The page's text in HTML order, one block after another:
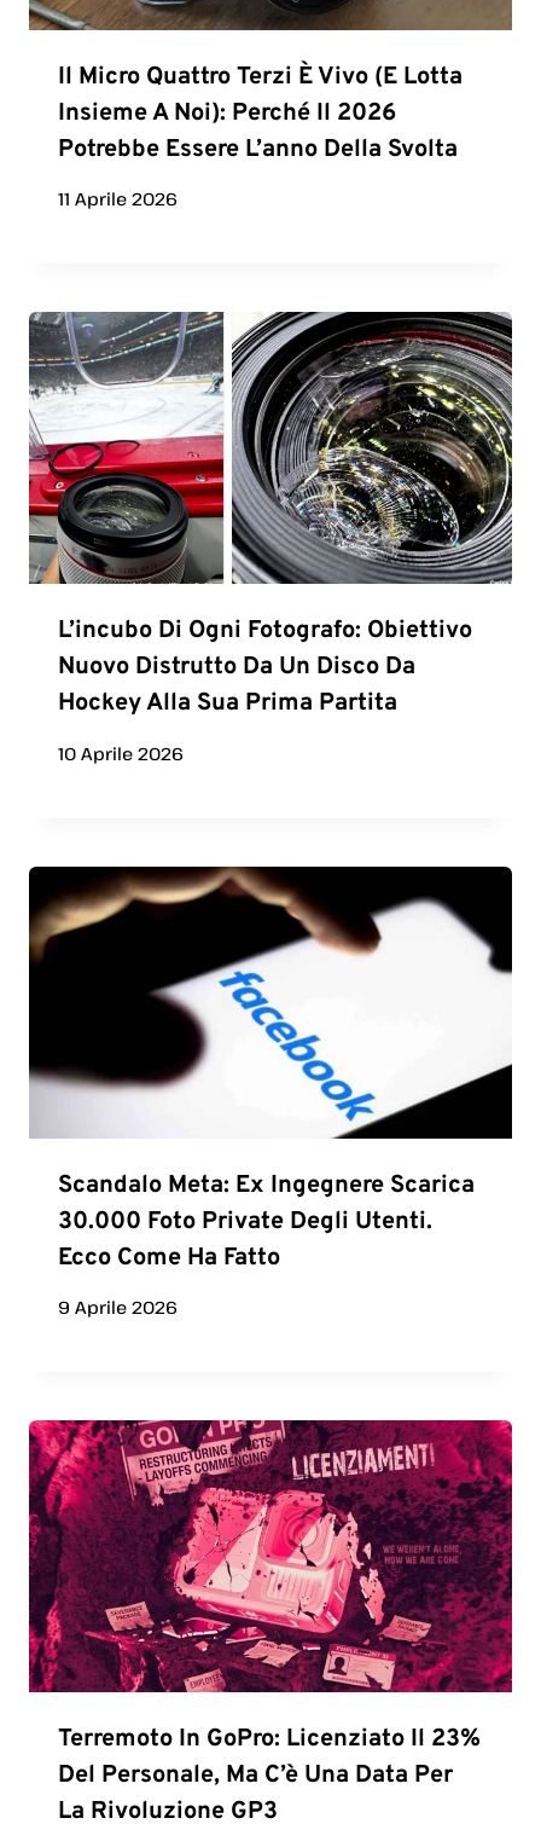
Il Micro Quattro Terzi È Vivo (e Lotta
Insieme A Noi): Perché Il 2026
Potrebbe Essere L’anno Della Svolta
11 Aprile 2026
L’incubo Di Ogni Fotografo: Obiettivo
Nuovo Distrutto Da Un Disco Da
Hockey Alla Sua Prima Partita
10 Aprile 2026
Scandalo Meta: Ex Ingegnere Scarica
30.000 Foto Private Degli Utenti.
Ecco Come Ha Fatto
9 Aprile 2026
Terremoto In GoPro: Licenziato Il 23%
Del Personale, Ma C’è Una Data Per
La Rivoluzione GP3